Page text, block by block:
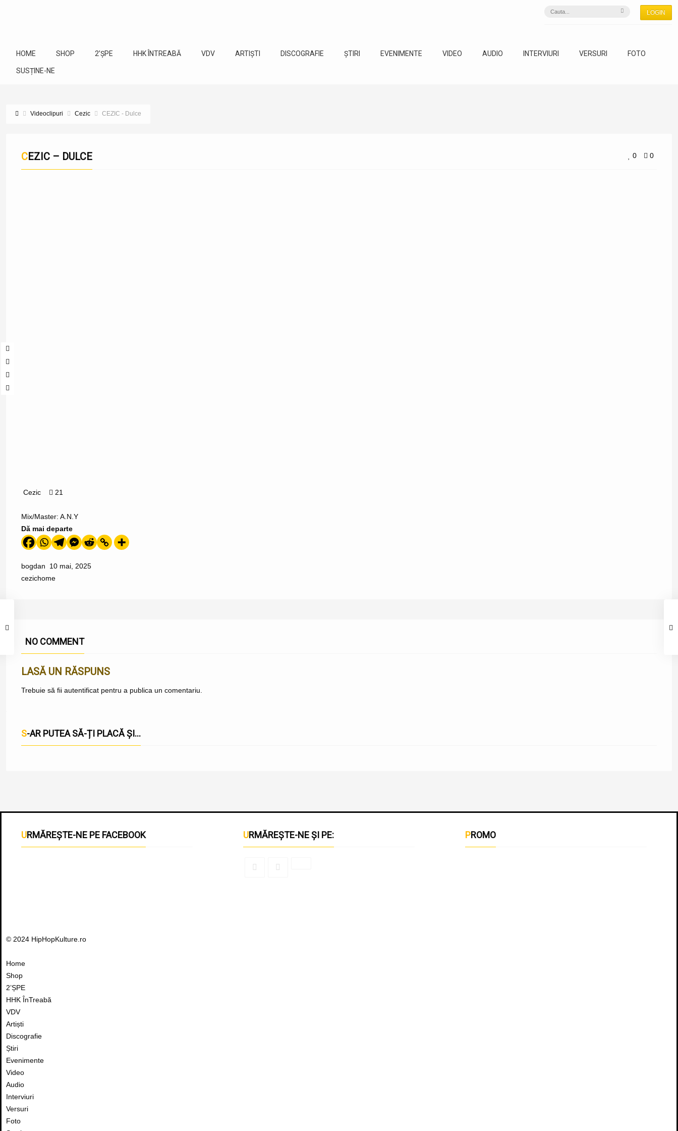
LOGIN
HOME SHOP 2’ȘPE HHK ÎNTREABĂ VDV ARTIȘTI DISCOGRAFIE ȘTIRI EVENIMENTE VIDEO AUDIO INTERVIURI VERSURI FOTO
SUSȚINE-NE
Videoclipuri Cezic CEZIC - Dulce
0 0
CEZIC – DULCE
Cezic 21
​Mix/Master: A.N.Y
Dă mai departe
bogdan
10 mai, 2025
cezichome
NO COMMENT
LASĂ UN RĂSPUNS
Trebuie să fii autentificat pentru a publica un comentariu.
S-AR PUTEA SĂ-ȚI PLACĂ ȘI...
URMĂREȘTE-NE PE FACEBOOK URMĂREȘTE-NE ȘI PE: PROMO
© 2024 HipHopKulture.ro
Home
Shop
2’ȘPE
HHK ÎnTreabă
VDV
Artiști
Discografie
Știri
Evenimente
Video
Audio
Interviuri
Versuri
Foto